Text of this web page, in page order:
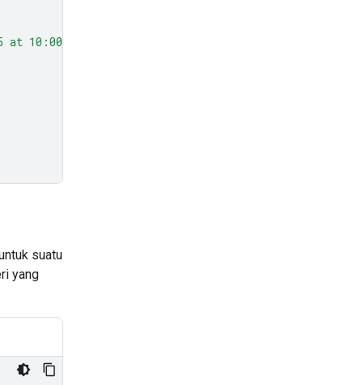
10:00 AM about Q3 planning."
suatu
yang